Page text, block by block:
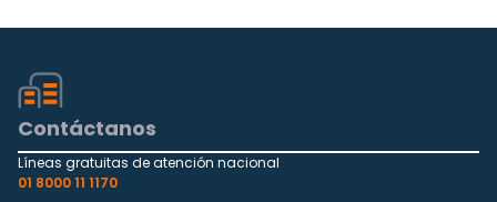
Contáctanos
Líneas gratuitas de atención nacional
01 8000 11 1170